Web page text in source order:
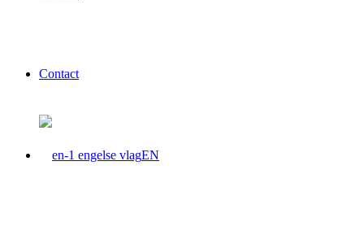
Contact
EN